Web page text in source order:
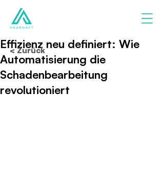
Effizienz neu definiert: Wie
Automatisierung die
Schadenbearbeitung
revolutioniert
< Zurück